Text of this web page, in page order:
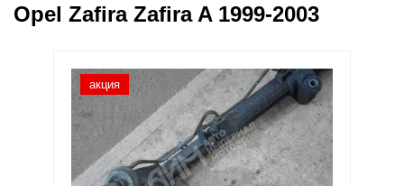
Opel Zafira Zafira A 1999-2003
акция